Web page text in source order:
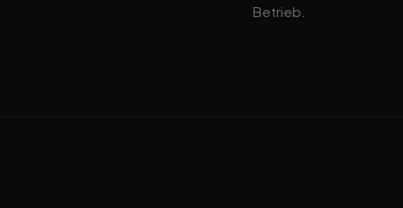
Betrieb.